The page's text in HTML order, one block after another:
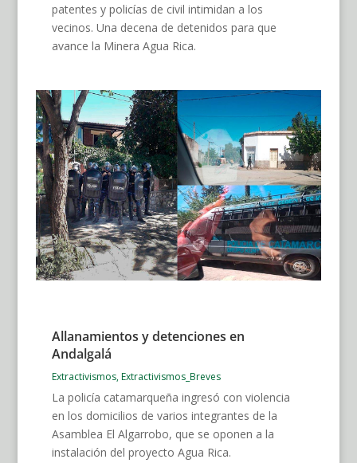
patentes y policías de civil intimidan a los
vecinos. Una decena de detenidos para que
avance la Minera Agua Rica.
Allanamientos y detenciones en
Andalgalá
Extractivismos,Extractivismos_Breves
La policía catamarqueña ingresó con violencia
en los domicilios de varios integrantes de la
Asamblea El Algarrobo, que se oponen a la
instalación del proyecto Agua Rica.